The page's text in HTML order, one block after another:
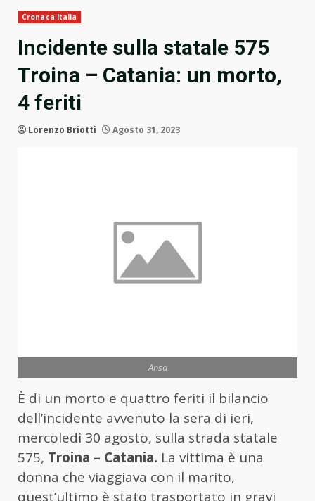
Cronaca Italia
Incidente sulla statale 575
Troina – Catania: un morto,
4 feriti
Lorenzo Briotti Agosto 31, 2023
Ansa
È di un morto e quattro feriti il bilancio
dell’incidente avvenuto la sera di ieri,
mercoledì 30 agosto, sulla strada statale
575, Troina – Catania. La vittima è una
donna che viaggiava con il marito,
quest’ultimo è stato trasportato in gravi